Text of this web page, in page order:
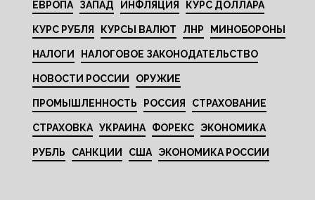
ЕВРОПА ЗАПАД ИНФЛЯЦИЯ КУРС ДОЛЛАРА
КУРС РУБЛЯ КУРСЫ ВАЛЮТ ЛНР МИНОБОРОНЫ
НАЛОГИ НАЛОГОВОЕ ЗАКОНОДАТЕЛЬСТВО
НОВОСТИ РОССИИ ОРУЖИЕ
ПРОМЫШЛЕННОСТЬ РОССИЯ СТРАХОВАНИЕ
СТРАХОВКА УКРАИНА ФОРЕКС ЭКОНОМИКА
РУБЛЬ САНКЦИИ США ЭКОНОМИКА РОССИИ